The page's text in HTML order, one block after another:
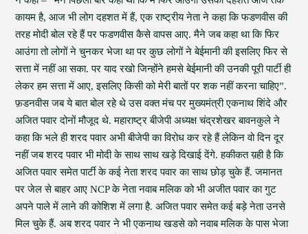
कायम है, आज भी लोग दहशत में हैं, एक राष्ट्रीय नेता ने कहा कि फडणवीस की
तरह मोदी बोल रहे हैं पर फडणवीस कैसे वापस आए. मैने जब कहा था कि फिर
आउंगा तो लोगों ने चुनकर भेजा था पर कुछ लोगों ने बेईमानी की इसलिए फिर से
सत्ता में नहीं आ सका. पर याद रखो जिन्होंने हमसे बेईमानी की उनकी पूरी पार्टी ही
लेकर हम सत्ता में आए, इसलिए किसी को मेरी बातों पर शक नहीं करना चाहिए”.
फ़डनवीस जब ये बात बोल रहे थे उस वक्त मंच पर मुख्यमंत्री एकनाथ शिंदे और
अजित पवार दोनों मौजूद थे. महाराष्ट्र बीजेपी अध्यक्ष चंद्रशेखर बावनकुले ने
कहा कि भले ही शरद पवार अभी बीजेपी का विरोध कर रहे हैं लेकिन वो दिन दूर
नहीं जब शरद पवार भी मोदी के साथ साथ खड़े दिखाई देंगे. हकीकत य़ही है कि
अजित पवार समेत पार्टी के कई नेता शरद पवार का साथ छोड़ चुके हैं. जमानत
पर जेल से बाहर आए NCP के नेता नवाब मलिक को भी अजीत पवार का गुट
अपने पाले में लाने की कोशिश में लगा है. अजित पवार समेत कई बड़े नेता उनसे
मिल चुके हैं. अब शरद पवार ने भी एकनाथ खडसे को नवाब मलिक के पास भेजा